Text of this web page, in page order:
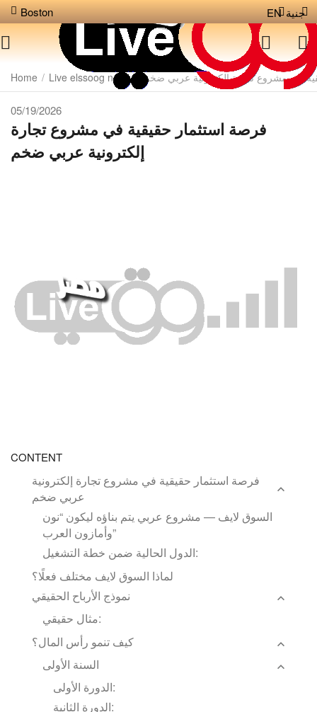
Boston جنية EN
Home / Live elssoog news / في مشروع تجارة إلكترونية عربي ضخم
05/19/2026
فرصة استثمار حقيقية في مشروع تجارة
إلكترونية عربي ضخم
CONTENT
فرصة استثمار حقيقية في مشروع تجارة إلكترونية
عربي ضخم
السوق لايف — مشروع عربي يتم بناؤه ليكون “نون
وأمازون العرب”
الدول الحالية ضمن خطة التشغيل:
لماذا السوق لايف مختلف فعلًا؟
نموذج الأرباح الحقيقي
مثال حقيقي:
كيف تنمو رأس المال؟
السنة الأولى
الدورة الأولى:
الدورة الثانية: